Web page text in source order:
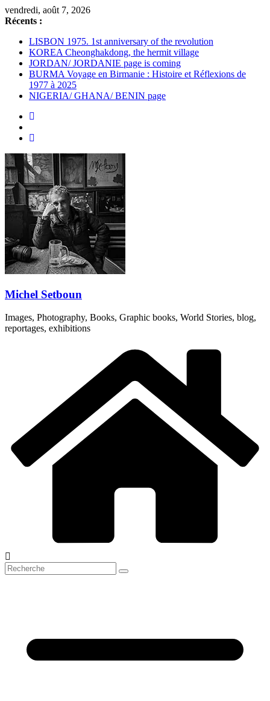
Passer
au
vendredi, août 7, 2026
Récents :
LISBON 1975. 1st anniversary of the revolution
KOREA Cheonghakdong, the hermit village
JORDAN/ JORDANIE page is coming
BURMA Voyage en Birmanie : Histoire et Réflexions de
1977 à 2025
NIGERIA/ GHANA/ BENIN page
Michel Setboun
Images, Photography, Books, Graphic books, World Stories, blog,
reportages, exhibitions